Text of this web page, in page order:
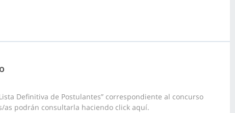
Definitiva de Postulantes” correspondiente al concurso
as podrán consultarla haciendo click aquí.